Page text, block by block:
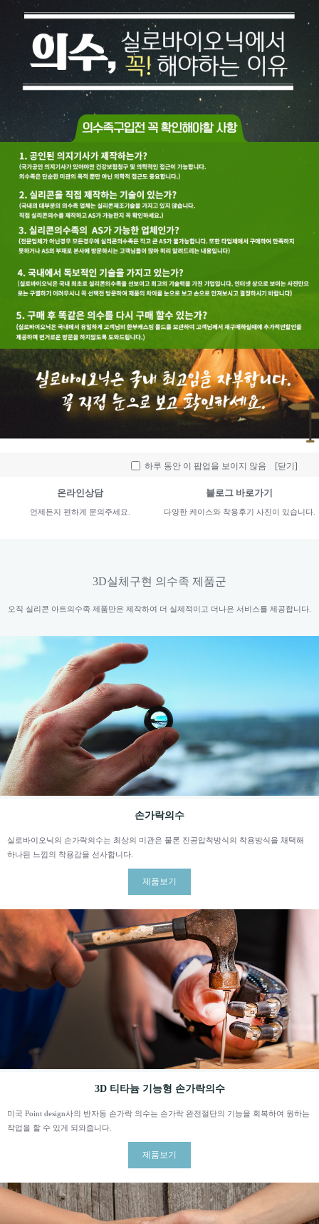
하루 동안 이 팝업을 보이지 않음 [닫기]
3D 실체구현 실리콘 의수족 전문 기업
의학미술디렉터와 상담하세요. 대표전화: 1877-8930
메뉴보기(Sitemap)
오시는길
지도에서 위치를 확인하세요.
카톡상담
카카오톡으로 편하게 상담 받으세요.
온라인상담
언제든지 편하게 문의주세요.
블로그 바로가기
다양한 케이스와 착용후기 사진이 있습니다.
3D실체구현 의수족 제품군
오직 실리콘 아트의수족 제품만은 제작하여 더 실제적이고 더나은 서비스를 제공합니다.
손가락의수
실로바이오닉의 손가락의수는 최상의 미관은 물론 진공압착방식의 착용방식을 채택해
하나된 느낌의 착용감을 선사합니다.
제품보기
3D 티타늄 기능형 손가락의수
미국 Point design사의 반자동 손가락 의수는 손가락 완전절단의 기능을 회복하여 원하는
작업을 할 수 있게 되와줍니다.
제품보기